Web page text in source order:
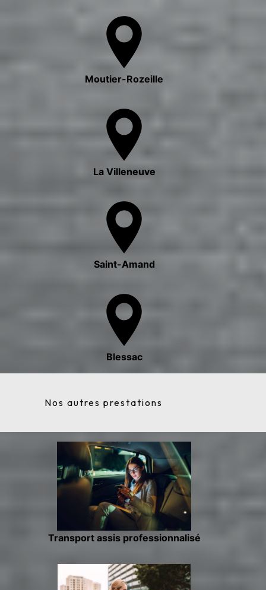
Moutier-Rozeille
La Villeneuve
Saint-Amand
Blessac
Nos autres prestations
Transport assis professionnalisé